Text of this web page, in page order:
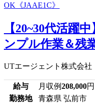
【20~30代活躍
ンプル作業＆残
UTエージェント株式会社
給与 月収例208,000円
勤務地
青森県 弘前市